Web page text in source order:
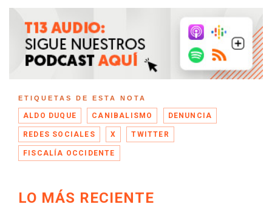
ETIQUETAS DE ESTA NOTA
ALDO DUQUE CANIBALISMO DENUNCIA
REDES SOCIALES X TWITTER
FISCALÍA OCCIDENTE
LO MÁS RECIENTE